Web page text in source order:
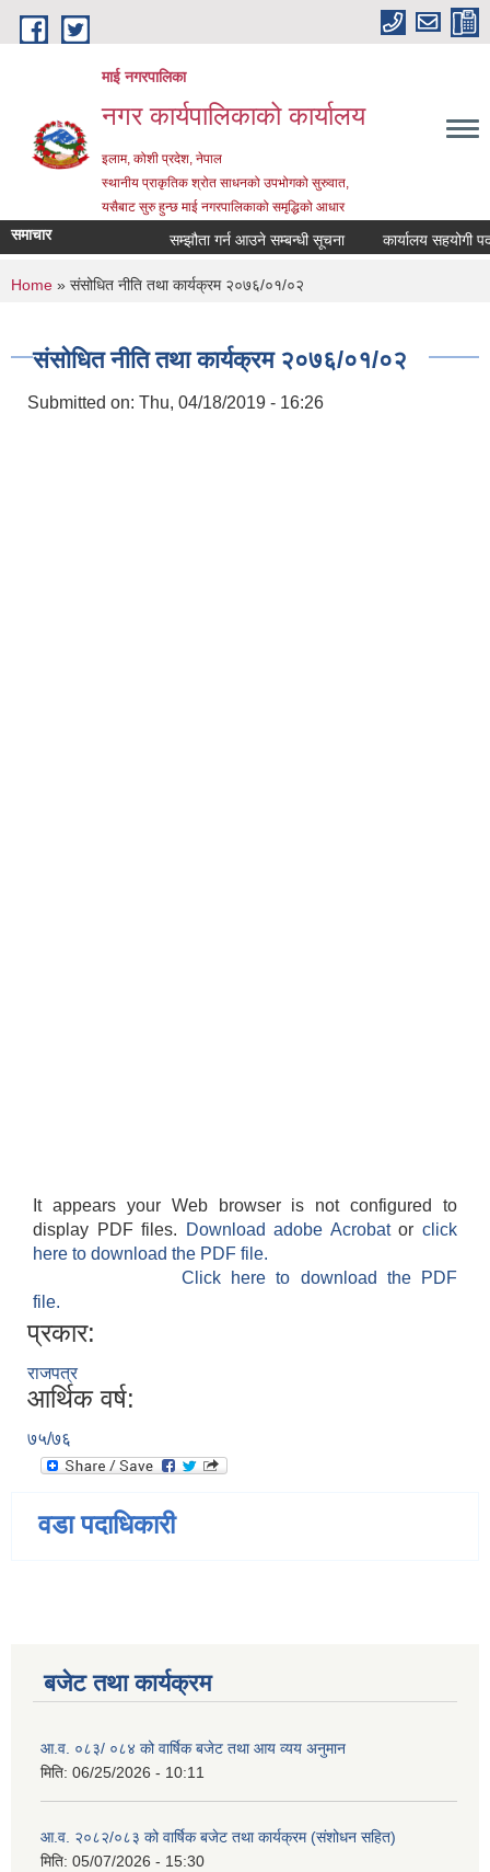
Skip to main content
माई नगरपालिका
नगर कार्यपालिकाको कार्यालय
इलाम, कोशी प्रदेश, नेपाल
स्थानीय प्राकृतिक श्रोत साधनको उपभोगको सुरुवात,
यसैबाट सुरु हुन्छ माई नगरपालिकाको समृद्धिको आधार
समाचार सम्झौता गर्न आउने सम्बन्धी सूचना कार्यालय सहयोगी
You are here
Home » संसोधित नीति तथा कार्यक्रम २०७६/०१/०२
संसोधित नीति तथा कार्यक्रम २०७६/०१/०२
Submitted on: Thu, 04/18/2019 - 16:26
It appears your Web browser is not configured to
display PDF files.
Download adobe Acrobatorclick
here to download the PDF file.
Click here to download the PDF
file.
प्रकार:
राजपत्र
आर्थिक वर्ष:
७५/७६
वडा पदाधिकारी
बजेट तथा कार्यक्रम
आ.व. ०८३/ ०८४ को वार्षिक बजेट तथा आय व्यय अनुमान
मिति: 06/25/2026 - 10:11
आ.व. २०८२/०८३ को वार्षिक बजेट तथा कार्यक्रम (संशोधन सहित)
मिति: 05/07/2026 - 15:30